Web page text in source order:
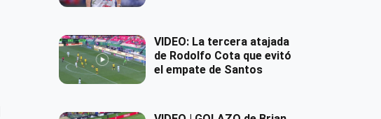
VIDEO: La tercera atajada
de Rodolfo Cota que evitó
el empate de Santos